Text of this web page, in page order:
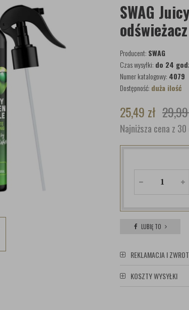
SWAG
Producent: SWAG
Czas wysyłki: do 24
Numer katalogowy: 4079
Dostępność: duża ilość
25,49 zł
Najniższa cena z
LUBIĘ TO
REKLAMACJA I
KOSZTY WYSYŁKI